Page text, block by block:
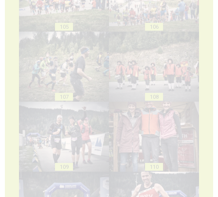
105 106
107 108
109 110